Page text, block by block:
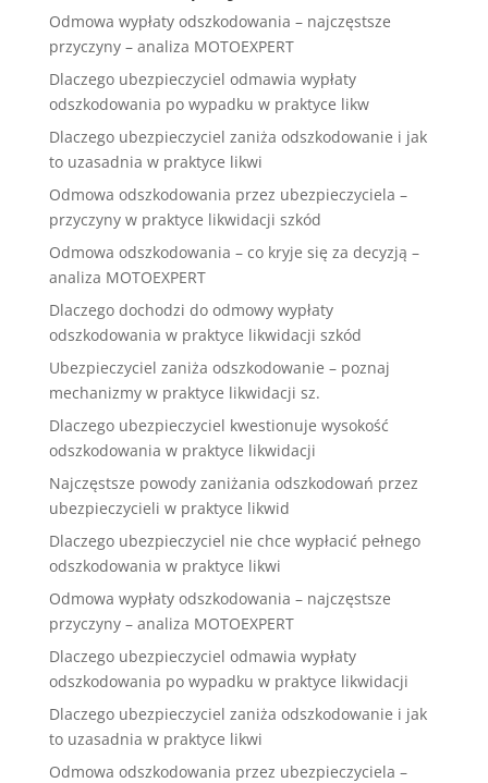
Odmowa wypłaty odszkodowania – najczęstsze
przyczyny – analiza MOTOEXPERT
Dlaczego ubezpieczyciel odmawia wypłaty
odszkodowania po wypadku w praktyce likw
Dlaczego ubezpieczyciel zaniża odszkodowanie i jak
to uzasadnia w praktyce likwi
Odmowa odszkodowania przez ubezpieczyciela –
przyczyny w praktyce likwidacji szkód
Odmowa odszkodowania – co kryje się za decyzją –
analiza MOTOEXPERT
Dlaczego dochodzi do odmowy wypłaty
odszkodowania w praktyce likwidacji szkód
Ubezpieczyciel zaniża odszkodowanie – poznaj
mechanizmy w praktyce likwidacji sz.
Dlaczego ubezpieczyciel kwestionuje wysokość
odszkodowania w praktyce likwidacji
Najczęstsze powody zaniżania odszkodowań przez
ubezpieczycieli w praktyce likwid
Dlaczego ubezpieczyciel nie chce wypłacić pełnego
odszkodowania w praktyce likwi
Odmowa wypłaty odszkodowania – najczęstsze
przyczyny – analiza MOTOEXPERT
Dlaczego ubezpieczyciel odmawia wypłaty
odszkodowania po wypadku w praktyce likwidacji
Dlaczego ubezpieczyciel zaniża odszkodowanie i jak
to uzasadnia w praktyce likwi
Odmowa odszkodowania przez ubezpieczyciela –